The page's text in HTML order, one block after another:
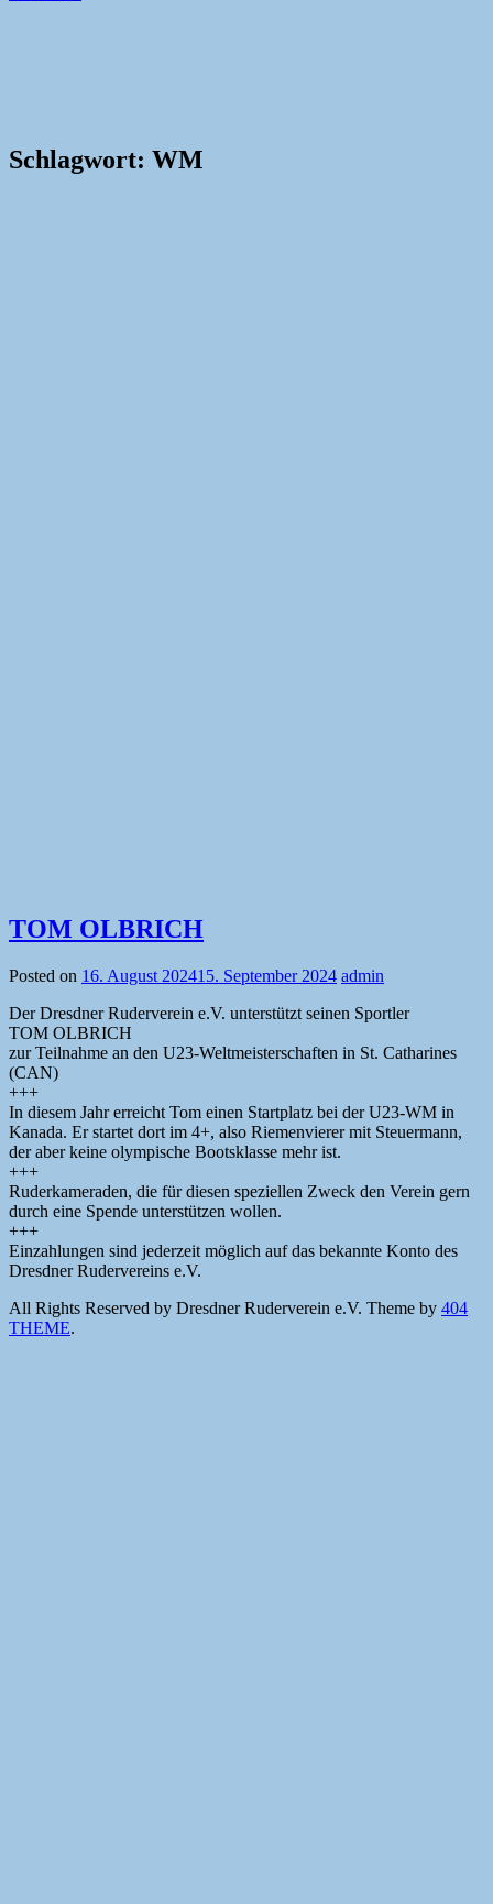
Schlagwort: WM
TOM OLBRICH
Posted on 16. August 202415. September 2024 admin
Der Dresdner Ruderverein e.V. unterstützt seinen Sportler
TOM OLBRICH
zur Teilnahme an den U23-Weltmeisterschaften in St. Catharines
(CAN)
+++
In diesem Jahr erreicht Tom einen Startplatz bei der U23-WM in
Kanada. Er startet dort im 4+, also Riemenvierer mit Steuermann,
der aber keine olympische Bootsklasse mehr ist.
+++
Ruderkameraden, die für diesen speziellen Zweck den Verein gern
durch eine Spende unterstützen wollen.
+++
Einzahlungen sind jederzeit möglich auf das bekannte Konto des
Dresdner Rudervereins e.V.
All Rights Reserved by Dresdner Ruderverein e.V. Theme by 404
THEME.